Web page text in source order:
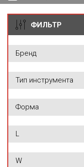
ФИЛЬТР
Бренд
Тип инструмента
Форма
L
W